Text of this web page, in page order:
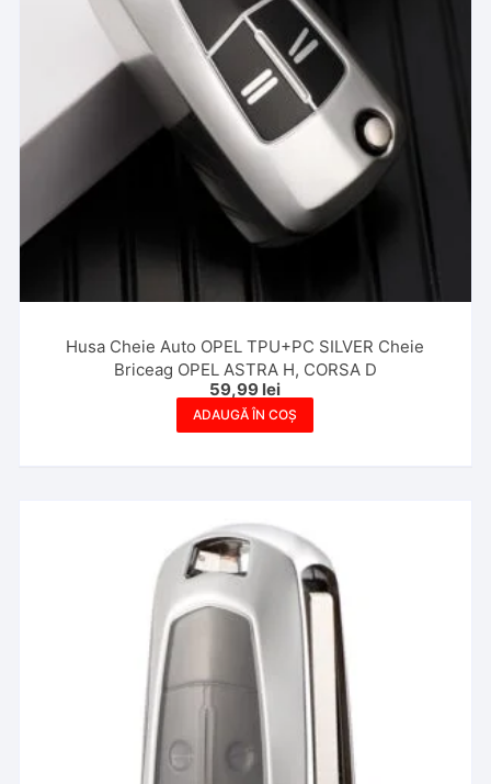
Husa Cheie Auto OPEL TPU+PC SILVER Cheie
Briceag OPEL ASTRA H, CORSA D
59,99 lei
ADAUGĂ ÎN COȘ